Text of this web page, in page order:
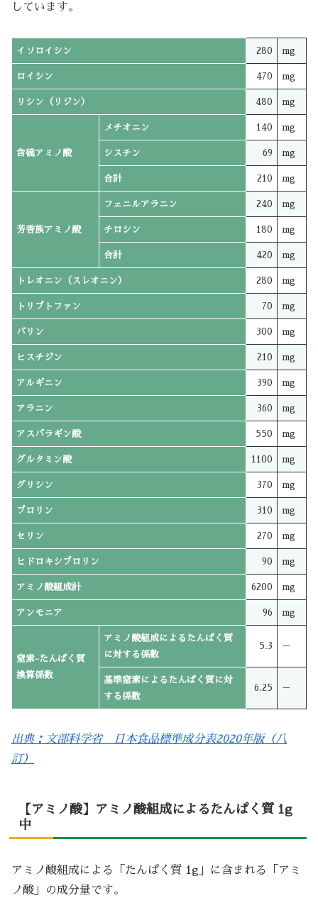
しています。
イソロイシン 280 mg
ロイシン 470 mg
リシン（リジン） 480 mg
含硫アミノ酸
メチオニン 140 mg
シスチン 69 mg
合計 210 mg
芳香族アミノ酸
フェニルアラニン 240 mg
チロシン 180 mg
合計 420 mg
トレオニン（スレオニン） 280 mg
トリプトファン 70 mg
バリン 300 mg
ヒスチジン 210 mg
アルギニン 390 mg
アラニン 360 mg
アスパラギン酸 550 mg
グルタミン酸 1100 mg
グリシン 370 mg
プロリン 310 mg
セリン 270 mg
ヒドロキシプロリン 90 mg
アミノ酸組成計 6200 mg
アンモニア 96 mg
窒素-たんぱく質
換算係数
アミノ酸組成によるたんぱく質
に対する係数
5.3 －
基準窒素によるたんぱく質に対
する係数
6.25 －
出典：文部科学省 日本食品標準成分表2020年版（八
訂）
【アミノ酸】アミノ酸組成によるたんぱく質 1g
中
アミノ酸組成による「たんぱく質 1g」に含まれる「アミ
ノ酸」の成分量です。